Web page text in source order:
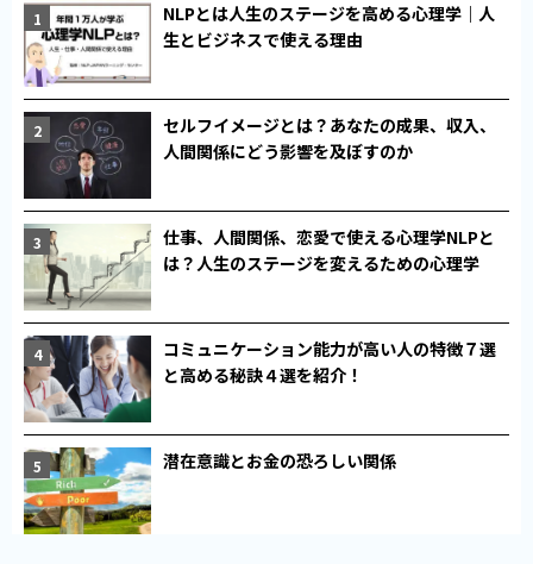
NLPとは人生のステージを高める心理学｜人
生とビジネスで使える理由
セルフイメージとは？あなたの成果、収入、
人間関係にどう影響を及ぼすのか
仕事、人間関係、恋愛で使える心理学NLPと
は？人生のステージを変えるための心理学
コミュニケーション能力が高い人の特徴７選
と高める秘訣４選を紹介！
潜在意識とお金の恐ろしい関係